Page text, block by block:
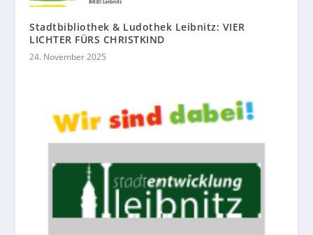
Stadtbibliothek & Ludothek Leibnitz: VIER
LICHTER FÜRS CHRISTKIND
24. November 2025